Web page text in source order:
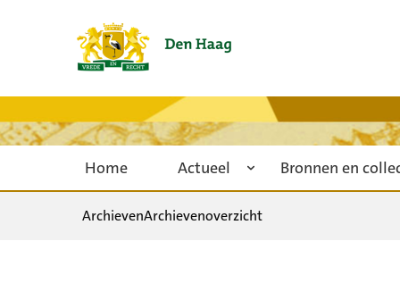
Home Actueel Bronnen en
ArchievenArchievenoverzicht